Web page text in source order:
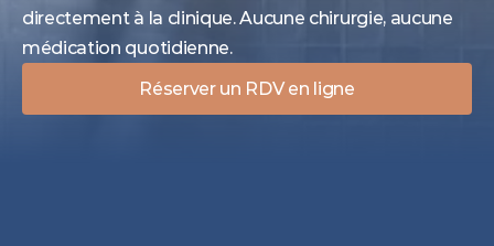
directement à la clinique. Aucune chirurgie, aucune
médication quotidienne.
Réserver un RDV en ligne